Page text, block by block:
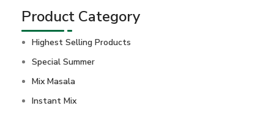
Product Category
Highest Selling Products
Special Summer
Mix Masala
Instant Mix